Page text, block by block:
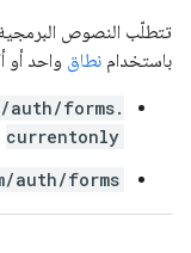
تتطلّب النصوص
باستخدام نطاق واحد أو
auth/forms.
currentonly
auth/forms